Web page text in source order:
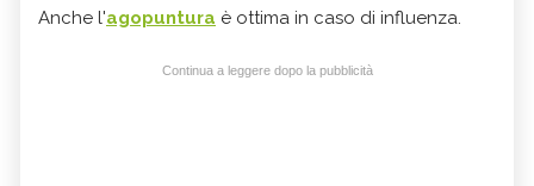
Anche l'agopuntura è ottima in caso di influenza.
Continua a leggere dopo la pubblicità